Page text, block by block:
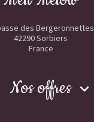
des Bergeronnettes
42290 Sorbiers
France
Nos offres 